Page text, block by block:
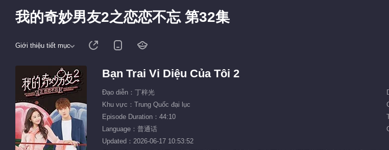
我的奇妙男友2之恋恋不忘 第32集
Giới thiệu tiết mục
Bạn Trai Vi Diệu Của Tôi 2
Đạo diễn：丁梓光
Khu vực：Trung Quốc đại lục
Episode Duration：44:10
Language：普通话
Updated：2026-06-17 10:53:52